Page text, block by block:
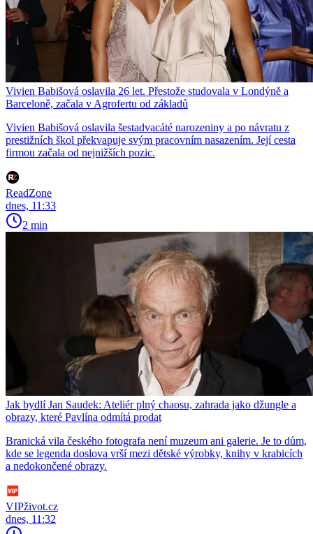
Vivien Babišová oslavila 26 let. Přestože studovala v Londýně a
Barceloně, začala v Agrofertu od základů
Vivien Babišová oslavila šestadvacáté narozeniny a po návratu z
prestižních škol překvapuje svým pracovním nasazením. Její cesta
firmou začala od nejnižších pozic.
ReadZone
dnes, 11:33
2 min
Jak bydlí Jan Saudek: Ateliér plný chaosu, zahrada jako džungle a
obrazy, které Pavlína odmítá prodat
Branická vila českého fotografa není muzeum ani galerie. Je to dům,
kde se legenda doslova vrší mezi dětské výrobky, knihy v krabicích
a nedokončené obrazy.
VIPživot.cz
dnes, 11:32